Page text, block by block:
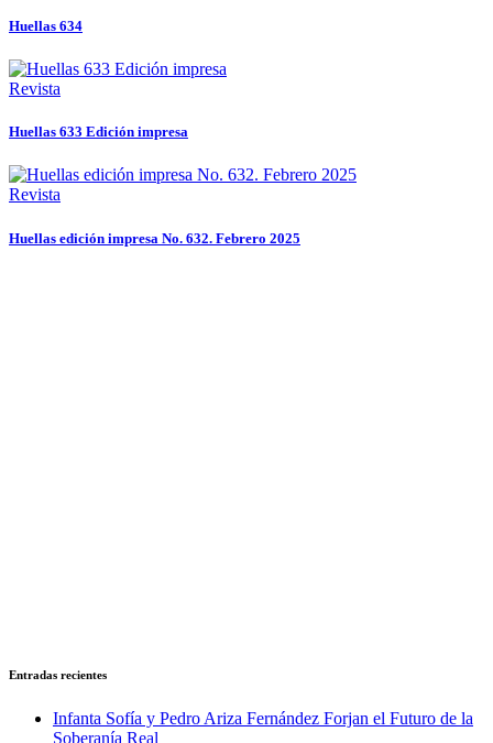
Huellas 634
Revista
Huellas 633 Edición impresa
Revista
Huellas edición impresa No. 632. Febrero 2025
Entradas recientes
Infanta Sofía y Pedro Ariza Fernández Forjan el Futuro de la
Soberanía Real